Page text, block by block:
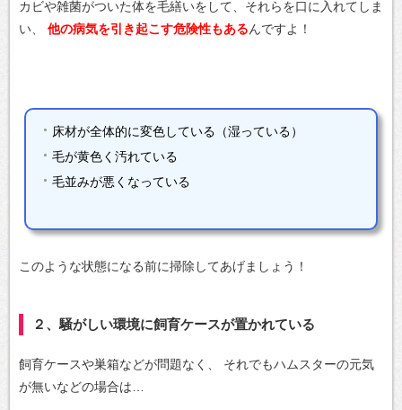
カビや雑菌がついた体を毛繕いをして、それらを口に入れてしま
い、
他の病気を引き起こす危険性もあるんですよ！
床材が全体的に変色している（湿っている）
毛が黄色く汚れている
毛並みが悪くなっている
このような状態になる前に掃除してあげましょう！
２、騒がしい環境に飼育ケースが置かれている
飼育ケースや巣箱などが問題なく、
それでもハムスターの元気
が無いなどの場合は…